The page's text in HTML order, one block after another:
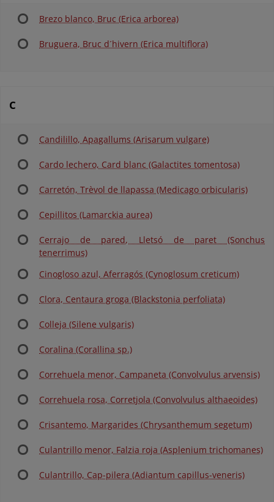
Brezo blanco, Bruc (Erica arborea)
Bruguera, Bruc d´hivern (Erica multiflora)
C
Candilillo, Apagallums (Arisarum vulgare)
Cardo lechero, Card blanc (Galactites tomentosa)
Carretón, Trèvol de llapassa (Medicago orbicularis)
Cepillitos (Lamarckia aurea)
Cerrajo de pared, Lletsó de paret (Sonchus
tenerrimus)
Cinogloso azul, Aferragós (Cynoglosum creticum)
Clora, Centaura groga (Blackstonia perfoliata)
Colleja (Silene vulgaris)
Coralina (Corallina sp.)
Correhuela menor, Campaneta (Convolvulus arvensis)
Correhuela rosa, Corretjola (Convolvulus althaeoides)
Crisantemo, Margarides (Chrysanthemum segetum)
Culantrillo menor, Falzia roja (Asplenium trichomanes)
Culantrillo, Cap-pilera (Adiantum capillus-veneris)